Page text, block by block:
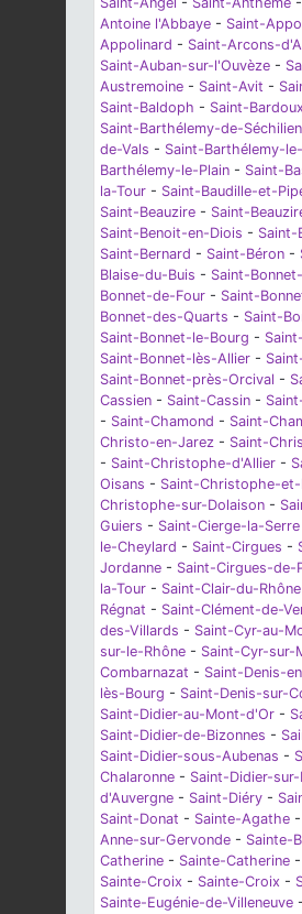
Antoine l'Abbaye - Saint-
Appolinard - Saint-Arcons-
Saint-Auban-sur-l'Ouvèze -
Austremoine - Saint-Avit -
Saint-Baldoph - Saint-Bardoux
Saint-Barthélemy-de-
de-Vals - Saint-Barthélemy-
Barthélemy-le-Plain - Saint-
la-Tour - Saint-Baudille-et-
Saint-Beauzire - Saint-
Saint-Benoit-en-Diois - Saint-
Saint-Bernard - Saint-Béron -
Blaise-du-Buis - Saint-
Bonnet-de-Four - Saint-
Bonnet-des-Quarts - Saint-
Saint-Bonnet-le-Bourg -
Saint-Bonnet-lès-Allier -
Saint-Bonnet-près-Orcival -
Cassien - Saint-Cassin -
- Saint-Chamond - Saint-
Christo-en-Jarez - Saint-
- Saint-Christophe-d'Allier -
Oisans - Saint-Christophe-
Christophe-sur-Dolaison -
Guiers - Saint-Cierge-la-Serre
le-Cheylard - Saint-Cirgues -
Jordanne - Saint-Cirgues-de-
la-Tour - Saint-Clair-du-Rhône
Régnat - Saint-Clément-de-
des-Villards - Saint-Cyr-au-
sur-le-Rhône - Saint-Cyr-sur-
Combarnazat - Saint-Denis-
lès-Bourg - Saint-Denis-sur-
Saint-Didier-au-Mont-d'Or -
Saint-Didier-de-Bizonnes -
Saint-Didier-sous-Aubenas -
Chalaronne - Saint-Didier-
d'Auvergne - Saint-Diéry -
Saint-Donat - Sainte-Agathe -
Anne-sur-Gervonde - Sainte-
Catherine - Sainte-Catherine -
Sainte-Croix - Sainte-Croix -
Sainte-Eugénie-de-Villeneuve -